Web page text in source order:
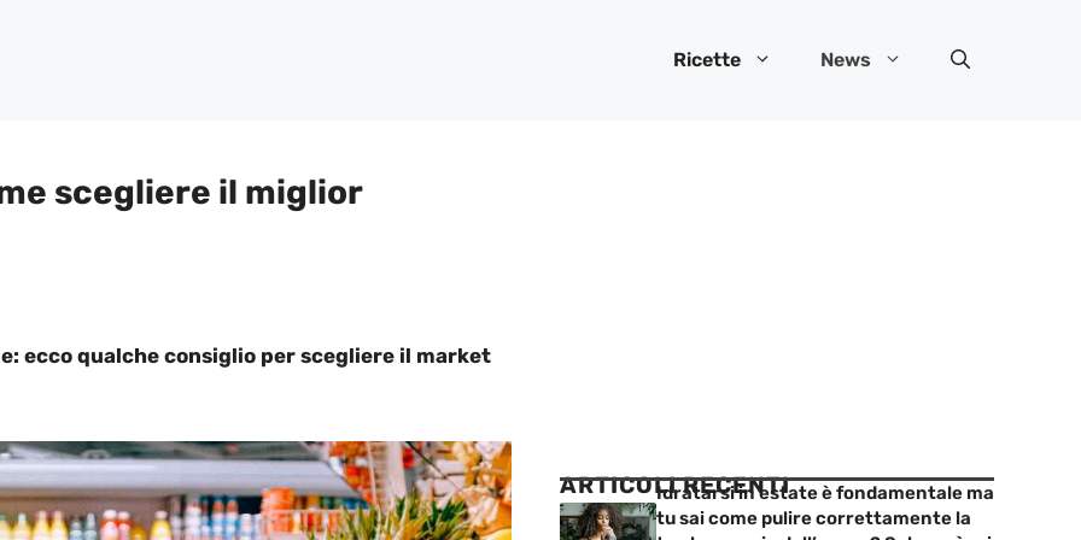
Ricette News
scegliere il miglior
ecco qualche consiglio per scegliere il market
ARTICOLI RECENTI
Idratarsi in estate è fondamentale ma
tu sai come pulire correttamente la